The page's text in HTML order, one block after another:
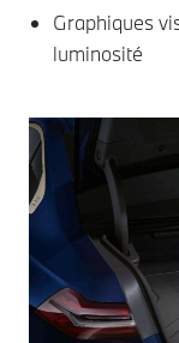
Graphiques
luminosité